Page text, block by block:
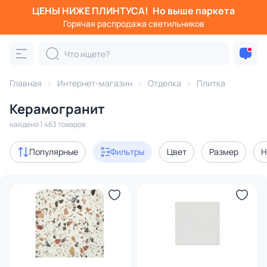
ЦЕНЫ НИЖЕ ПЛИНТУСА! Но выше паркета
Горячая распродажа светильников
Главная Интернет-магазин Отделка Плитка
Керамогранит
найдено 1 463 товаров
Популярные Фильтры Цвет Размер
Фильтры
Категория: Плитка
керамическая керамогранит напольная
В наличии 714
Доставка
Оттенок